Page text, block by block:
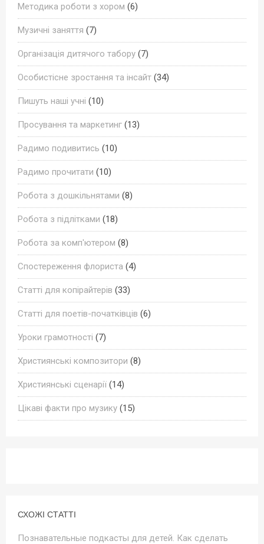
Методика роботи з хором (6)
Музичні заняття (7)
Організація дитячого табору (7)
Особистісне зростання та інсайт (34)
Пишуть наші учні (10)
Просування та маркетинг (13)
Радимо подивитись (10)
Радимо прочитати (10)
Робота з дошкільнятами (8)
Робота з підлітками (18)
Робота за комп'ютером (8)
Спостереження флориста (4)
Статті для копірайтерів (33)
Статті для поетів-початківців (6)
Уроки грамотності (7)
Християнські композитори (8)
Християнські сценарії (14)
Цікаві факти про музику (15)
СХОЖІ СТАТТІ
Познавательные подкасты для детей. Как сделать